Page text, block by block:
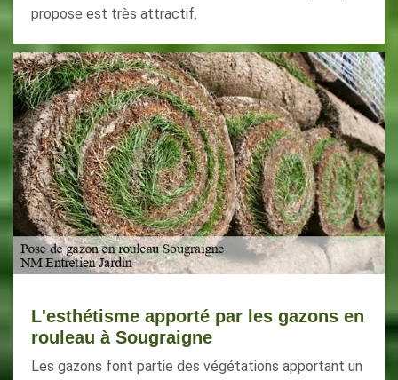
propose est très attractif.
L'esthétisme apporté par les gazons en
rouleau à Sougraigne
Les gazons font partie des végétations apportant un